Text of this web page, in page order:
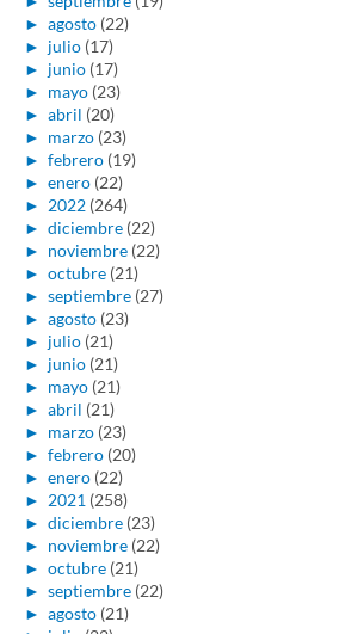
► agosto (22)
► julio (17)
► junio (17)
► mayo (23)
► abril (20)
► marzo (23)
► febrero (19)
► enero (22)
► 2022 (264)
► diciembre (22)
► noviembre (22)
► octubre (21)
► septiembre (27)
► agosto (23)
► julio (21)
► junio (21)
► mayo (21)
► abril (21)
► marzo (23)
► febrero (20)
► enero (22)
► 2021 (258)
► diciembre (23)
► noviembre (22)
► octubre (21)
► septiembre (22)
► agosto (21)